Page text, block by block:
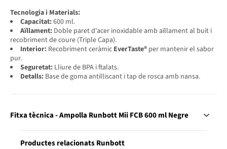
Tecnologia i Materials:
Capacitat:600 ml.
Aïllament: Doble paret d'acer inoxidable amb aïllament al buit i
recobriment de coure (Triple Capa).
Interior: Recobriment ceràmic EverTaste® per mantenir el sabor
pur.
Seguretat: Lliure de BPA i ftalats.
Detalls: Base de goma antilliscant i tap de rosca amb nansa.
Fitxa tècnica - Ampolla Runbott Mii FCB 600 ml Negre
Productes relacionats Runbott